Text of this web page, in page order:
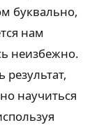
буквально,
нам
неизбежно.
научиться